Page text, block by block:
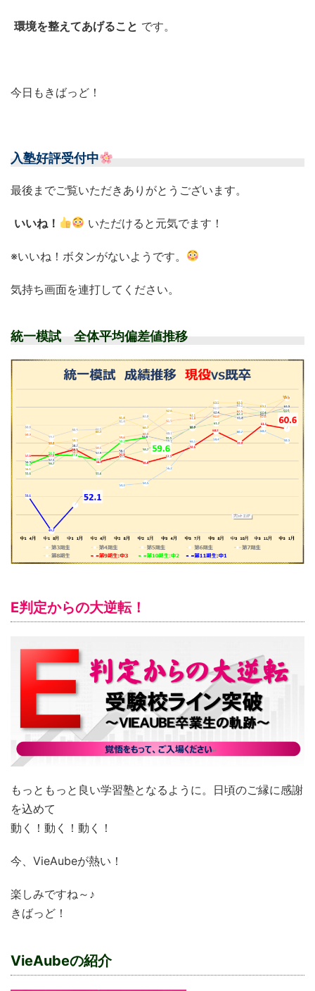
環境を整えてあげること です。
今日もきばっど！
入塾好評受付中
最後までご覧いただきありがとうございます。
いいね！ いただけると元気でます！
※いいね！ボタンがないようです。
気持ち画面を連打してください。
統一模試 全体平均偏差値推移
E判定からの大逆転！
もっともっと良い学習塾となるように。日頃のご縁に感謝
を込めて
動く！動く！動く！
今、VieAubeが熱い！
楽しみですね～♪
きばっど！
VieAubeの紹介